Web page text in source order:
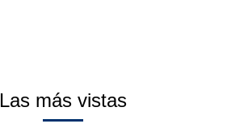
Las más vistas